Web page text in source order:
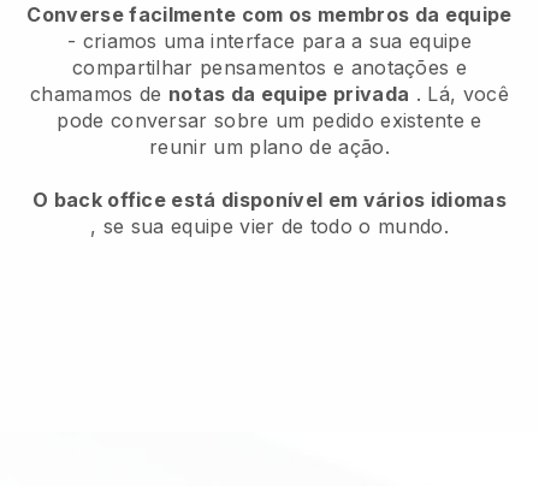
Converse facilmente com os membros da equipe
- criamos uma interface para a sua equipe
compartilhar pensamentos e anotações e
chamamos de notas da equipe privada . Lá, você
pode conversar sobre um pedido existente e
reunir um plano de ação.
O back office está disponível em vários idiomas
, se sua equipe vier de todo o mundo.